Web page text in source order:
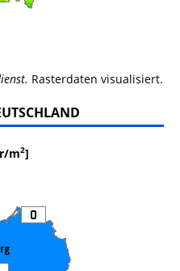
Rasterdaten visualisiert.
m2]